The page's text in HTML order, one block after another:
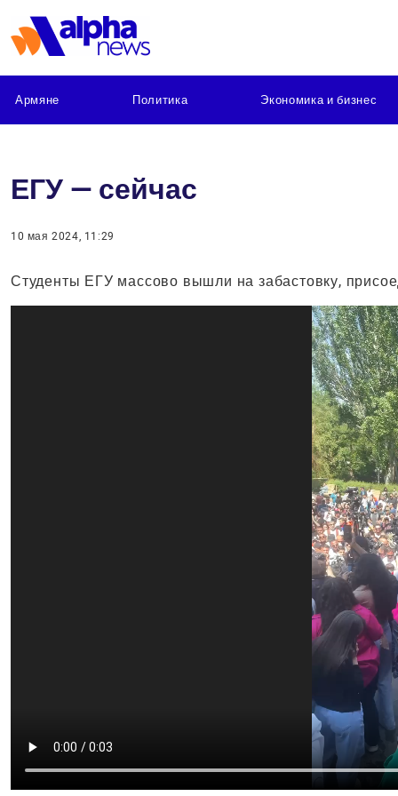
Армяне Политика Экономика и бизнес
ЕГУ — сейчас
10 мая 2024, 11:29
Студенты ЕГУ массово вышли на забастовку,